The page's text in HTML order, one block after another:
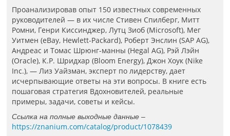
Проанализировав опыт 150 известных современных
руководителей — в их числе Стивен Спилберг, Митт
Ромни, Генри Киссинджер, Лутц Зиоб (Microsoft), Мег
Уитмен (еВау, Hewlett-Packard), Роберт Энслин (SAP AG),
Андреас и Томас Шрюнг-манны (Hegal AG), Рэй Лэйн
(Oracle), К.Р. Шридхар (Bloom Energy), Джон Хоук (Nike
Inc.), — Лиз Уайзман, эксперт по лидерству, дает
исчерпывающие ответы на эти вопросы. В книге есть
пошаговая стратегия Вдохновителей, реальные
примеры, задачи, советы и кейсы.
Ссылка на полные выходные данные –
https://znanium.com/catalog/product/1078439